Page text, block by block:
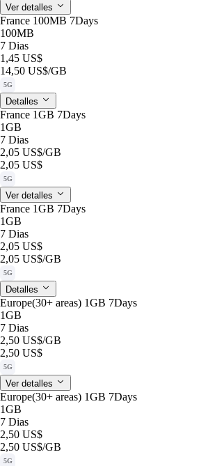
Ver detalles
France 100MB 7Days
100MB
7 Dias
1,45 US$
14,50 US$/GB
5G
Detalles
France 1GB 7Days
1GB
7 Dias
2,05 US$/GB
2,05 US$
5G
Ver detalles
France 1GB 7Days
1GB
7 Dias
2,05 US$
2,05 US$/GB
5G
Detalles
Europe(30+ areas) 1GB 7Days
1GB
7 Dias
2,50 US$/GB
2,50 US$
5G
Ver detalles
Europe(30+ areas) 1GB 7Days
1GB
7 Dias
2,50 US$
2,50 US$/GB
5G